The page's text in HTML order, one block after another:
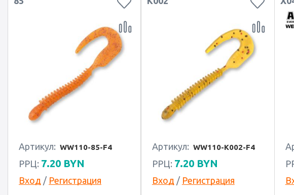
Артикул: WW110-85-F4
РРЦ: 7.20 BYN
Вход / Регистрация
Артикул: WW110-K002-F4
РРЦ: 7.20BYN
Вход / Регистрация